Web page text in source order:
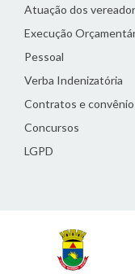
Atuação dos
Execução
Pessoal
Verba Indenizatória
Contratos e
Concursos
LGPD